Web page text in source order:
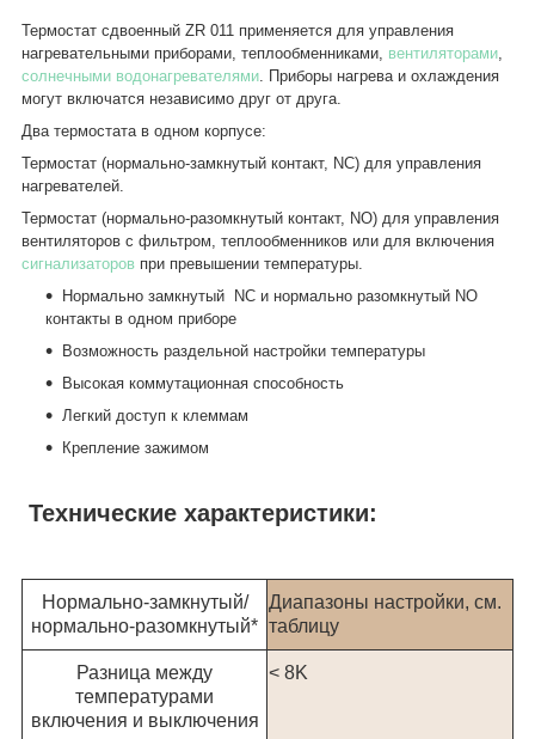
Термостат сдвоенный ZR 011 применяется для управления
нагревательными приборами, теплообменниками, вентиляторами
солнечными водонагревателями . Приборы нагрева и охлаждения
могут включатся независимо друг от друга.
Два термостата в одном корпусе:
Термостат (нормально-замкнутый контакт, NC) для управления
нагревателей.
Термостат (нормально-разомкнутый контакт, NO) для управления
вентиляторов с фильтром, теплообменников или для включения
сигнализаторов при превышении температуры.
Нормально замкнутый NC и нормально разомкнутый NO
контакты в одном приборе
Возможность раздельной настройки температуры
Высокая коммутационная способность
Легкий доступ к клеммам
Крепление зажимом
Технические характеристики:
Нормально-замкнутый/
нормально-разомкнутый*
Диапазоны настройки, см.
таблицу
Разница между
температурами
включения и выключения
< 8K